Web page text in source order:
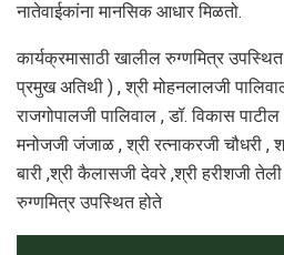
नातेवाईकांना मानसिक आधार मिळतो.
कार्यक्रमासाठी खालील रुग्णमित्र
प्रमुख अतिथी ) , श्री मोहनलालजी
राजगोपालजी पालिवाल , डॉ. विकास
मनोजजी जंजाळ , श्री रत्नाकरजी चौधरी ,
बारी ,श्री कैलासजी देवरे ,श्री हरीशजी
रुग्णमित्र उपस्थित होते